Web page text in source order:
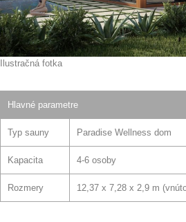
Ilustračná fotka
Hlavné parametre
Typ sauny Paradise Wellness dom
Kapacita 4-6 osoby
Rozmery 12,37 x 7,28 x 2,9 m